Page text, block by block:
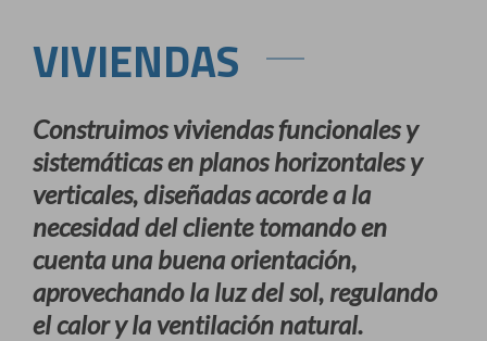
VIVIENDAS
Construimos viviendas funcionales y
sistemáticas en planos horizontales y
verticales, diseñadas acorde a la
necesidad del cliente tomando en
cuenta una buena orientación,
aprovechando la luz del sol, regulando
el calor y la ventilación natural.